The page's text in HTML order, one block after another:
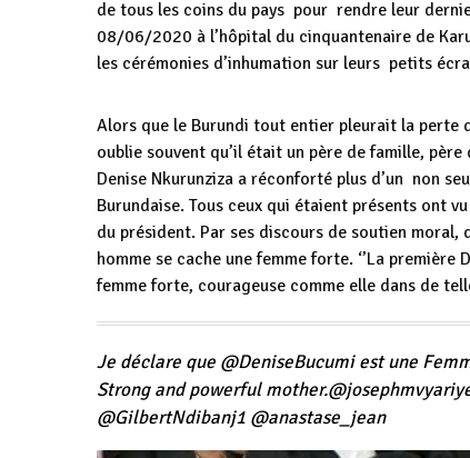
de tous les coins du pays pour rendre leur
08/06/2020 à l’hôpital du cinquantenaire de
les cérémonies d’inhumation sur leurs petits
Alors que le Burundi tout entier pleurait la perte
oublie souvent qu’il était un père de famille,
Denise Nkurunziza a réconforté plus d’un non
Burundaise. Tous ceux qui étaient présents ont
du président. Par ses discours de soutien
homme se cache une femme forte. ‘’La
femme forte, courageuse comme elle dans de
Je déclare que @DeniseBucumiest une
Strong and powerful mother.@
@GilbertNdibanj1 @anastase_jean